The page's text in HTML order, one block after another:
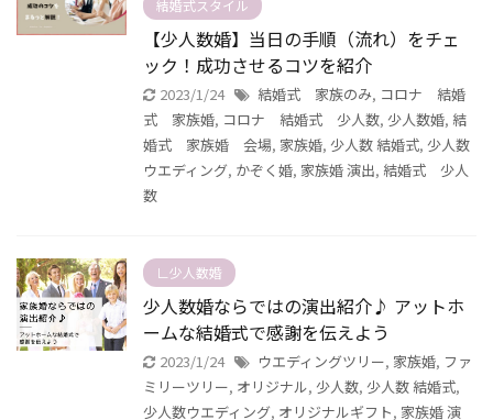
結婚式スタイル
【少人数婚】当日の手順（流れ）をチェ
ック！成功させるコツを紹介
2023/1/24 結婚式 家族のみ, コロナ 結婚
式 家族婚, コロナ 結婚式 少人数, 少人数婚, 結
婚式 家族婚 会場, 家族婚, 少人数 結婚式, 少人数
ウエディング, かぞく婚, 家族婚 演出, 結婚式 少人
数
∟少人数婚
少人数婚ならではの演出紹介♪ アットホ
ームな結婚式で感謝を伝えよう
2023/1/24 ウエディングツリー, 家族婚, ファ
ミリーツリー, オリジナル, 少人数, 少人数 結婚式,
少人数ウエディング, オリジナルギフト, 家族婚 演